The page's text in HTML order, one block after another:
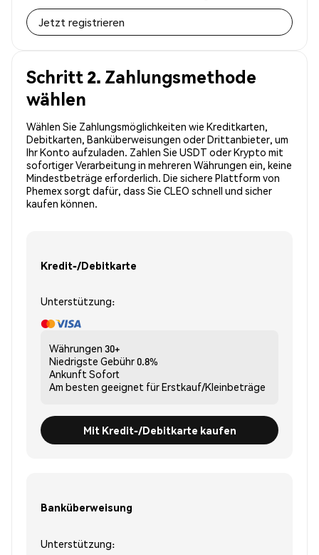
Jetzt registrieren
Schritt 2. Zahlungsmethode
wählen
Wählen Sie Zahlungsmöglichkeiten wie Kreditkarten,
Debitkarten, Banküberweisungen oder Drittanbieter, um
Ihr Konto aufzuladen. Zahlen Sie USDT oder Krypto mit
sofortiger Verarbeitung in mehreren Währungen ein, keine
Mindestbeträge erforderlich. Die sichere Plattform von
Phemex sorgt dafür, dass Sie CLEO schnell und sicher
kaufen können.
Kredit-/Debitkarte
Unterstützung:
Währungen 30+
Niedrigste Gebühr0.8%
Ankunft Sofort
Am besten geeignet fürErstkauf/Kleinbeträge
Mit Kredit-/Debitkarte kaufen
Banküberweisung
Unterstützung: